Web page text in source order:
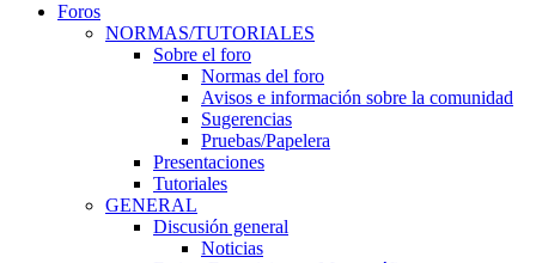
Foros
NORMAS/TUTORIALES
Sobre el foro
Normas del foro
Avisos e información sobre la comunidad
Sugerencias
Pruebas/Papelera
Presentaciones
Tutoriales
GENERAL
Discusión general
Noticias